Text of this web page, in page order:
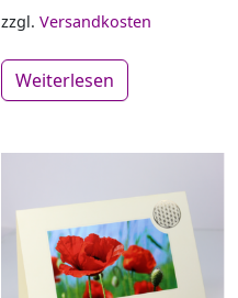
zzgl.Versandkosten
Weiterlesen